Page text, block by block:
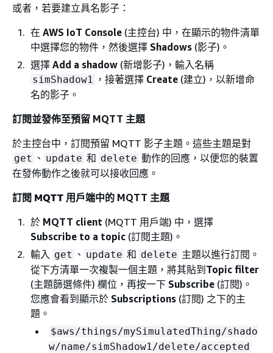
或者，若要建立具名影子：
在 AWS IoT Console (主控台) 中，在顯示的物件清單
中選擇您的物件，然後選擇 Shadows (影子)。
選擇 Add a shadow (新增影子)，輸入名稱
simShadow1 ，接著選擇 Create (建立)，以新增命
名的影子。
訂閱並發佈至預留 MQTT 主題
於主控台中，訂閱預留 MQTT 影子主題。這些主題是對
get 、 update 和 delete 動作的回應，以便您的裝置
在發佈動作之後就可以接收回應。
訂閱 MQTT 用戶端中的 MQTT 主題
於 MQTT client (MQTT 用戶端) 中，選擇
Subscribe to a topic (訂閱主題)。
輸入 get 、 update 和 delete 主題以進行訂閱。
從下方清單一次複製一個主題，將其貼到 Topic filter
(主題篩選條件) 欄位，再按一下 Subscribe (訂閱)。
您應會看到顯示於 Subscriptions (訂閱) 之下的主
題。
$aws/things/mySimulatedThing/shado
w/name/simShadow1/delete/accepted